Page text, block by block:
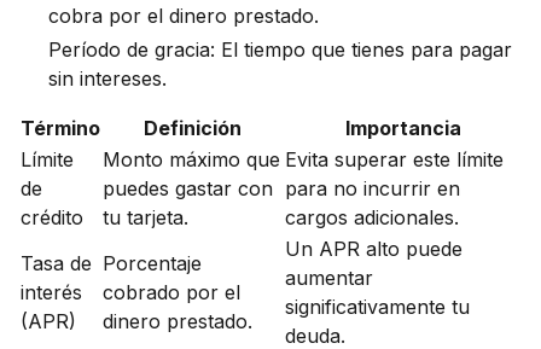
cobra por el dinero prestado.
Período de gracia: El tiempo que tienes para pagar
sin intereses.
Término Definición
Importancia
Límite
de
crédito
Monto máximo que
puedes gastar con
tu tarjeta.
Evita superar este límite
para no incurrir en
cargos adicionales.
Tasa de
interés
(APR)
Porcentaje
cobrado por el
dinero prestado.
Un APR alto puede
aumentar
significativamente tu
deuda.